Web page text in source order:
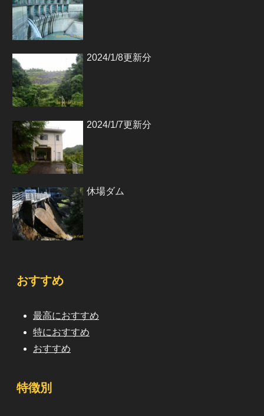
2024/1/8更新分
2024/1/7更新分
休場ダム
おすすめ
最高におすすめ
特におすすめ
おすすめ
特徴別